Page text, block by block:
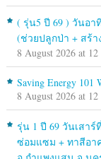
( รุ่น5 ปี 69 ) วันอา
(ช่วยปลูกป่า + สร้
8 August 2026 at
Saving Energy 101
8 August 2026 at
รุ่น 1 ปี 69 วันเสา
ซ่อมแซม + ทาสีอา